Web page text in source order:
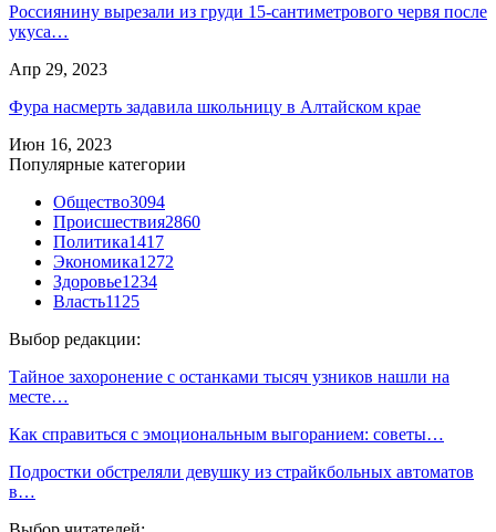
Россиянину вырезали из груди 15-сантиметрового червя после
укуса…
Апр 29, 2023
Фура насмерть задавила школьницу в Алтайском крае
Июн 16, 2023
Популярные категории
Общество3094
Происшествия2860
Политика1417
Экономика1272
Здоровье1234
Власть1125
Выбор редакции:
Тайное захоронение с останками тысяч узников нашли на
месте…
Как справиться с эмоциональным выгоранием: советы…
Подростки обстреляли девушку из страйкбольных автоматов
в…